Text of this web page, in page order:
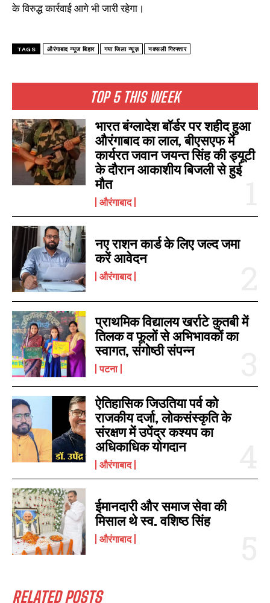
TOP 5 THIS WEEK
भारत बंग्लादेश बॉर्डर पर शहीद हुआ
औरंगाबाद का लाल, बीएसएफ में
कार्यरत जवान जयन्त सिंह की ड्यूटी
के दौरान आकाशीय बिजली से हुई
मौत
औरंगाबाद
नए राशन कार्ड के लिए जल्द जमा
करें आवेदन
औरंगाबाद
प्राथमिक विद्यालय खर्राटे कुतबी में
तिलक व फूलों से अभिभावकों का
स्वागत, संगोष्ठी संपन्न
पटना
ऐतिहासिक जिउतिया पर्व को
राजकीय दर्जा, लोकसंस्कृति के
संरक्षण में उपेंद्र कश्यप का
अधिकाधिक योगदान
औरंगाबाद
ईमानदारी और समाज सेवा की
मिसाल थे स्व. वशिष्ठ सिंह
औरंगाबाद
RELATED POSTS
के विरुद्ध कार्रवाई आगे भी जारी रहेगा।
TAGS औरंगाबाद न्यूज बिहार गया जिला न्यूज़ नक्सली गिरफ्तार